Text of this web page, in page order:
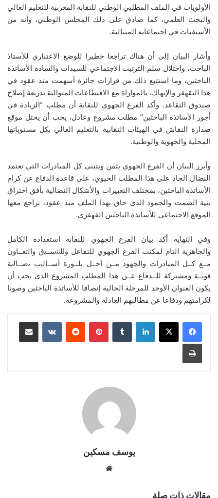
الأولويات في الملف المطلبي الوطني للنقابة المغربية للتعليم العالي
والبحث العلمي، كما صادق على ذلك المجلس الوطني، وأنه من
الأسبقيات في اجتماعاته المتتالية.
وأشار البيان إلى أن هناك تراجعا خطيرا للوضع الاعتباري للأستاذ
الباحث، واختلال سلم الترتيب الاجتماعي للسيدات والسادة الأساتذة
الباحثين، وما استتبع ذلك من قرارات جائرة أسهمت منذ عقود في
هذا التقهقر والإنهاك، بالموازاة مع الاقتطاعات المتوالية بذريعة إصلاح
صندوق التقاعد. وأكد الفرع الجهوي للنقابة أن مطلب “الزيادة في
أجور الأساتذة الباحثين” مطلب مشروع وعادل، يجب أن يحتل موقع
صدارة النقاش في الهيئات النقابية بالتعليم العالي بكل مستوياتها
المحلية والجهوية والوطنية.
وأبرز البيان أن الفرع الجهوي يثمن ويتبنى كل المبادرات التي تعتمد
النضال الجاد على هذا المطلب الحيوي، على قاعدة الدفاع عن كرام
الأساتذة الباحثين، بمختلف التعبيرات والأشكال النضالية بأفق اختراق
بنية الصمت والجمود الذي حاق بهذا الملف منذ عقود، تراجع معها
الموقع الاجتماعي للأساتذة الباحثين القهقرى.
وفي النهاية أكد بيان الفرع الجهوي للنقابة استعداده الكامل
والجاهزية التام لمكتب الفرع الجهوي للتفاعل واﻠﺗﻧﺳــﯾق واﻟﺗﻌــﺎون
ﻣــﻊ ﻛــل المبادرات والجهود ﻣــن أﺟــل ﺑﻠــورة أﺳــﺎﻟﯾب ﻧﺿــﺎﻟﯾﺔ
ﻗوﯾــﺔ ومشتركة ﻟﻠــدﻓﺎع ﻋــن هذا المطلب المشروع الذي يجب أن
يكون العنوان الأوحد للمرحلة الحالية إنصافا للأساتذة الباحثين وصونا
لكرامتهم ودفاعا عن مطالبهم العادلة والمشروعة.
لينكدإن بينتيريست مشاركة عبر البريد
طباعة
يوسف مسكين
مقالات ذات صلة